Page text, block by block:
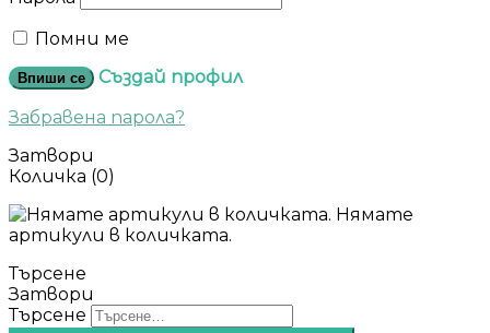
Помни ме
Впиши се
Създай профил
Забравена парола?
Затвори
Количка (0)
Нямате
артикули в количката.
Търсене
Затвори
Търсене